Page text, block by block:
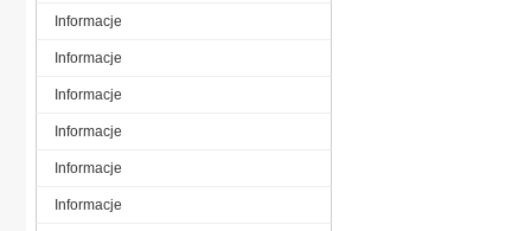
Informacje
Informacje
Informacje
Informacje
Informacje
Informacje